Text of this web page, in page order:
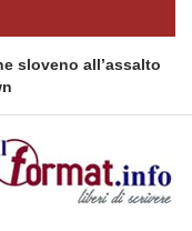
sloveno all’assalto